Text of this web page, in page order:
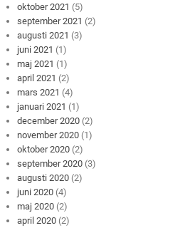
oktober 2021 (5)
september 2021 (2)
augusti 2021 (3)
juni 2021 (1)
maj 2021 (1)
april 2021 (2)
mars 2021 (4)
januari 2021 (1)
december 2020 (2)
november 2020 (1)
oktober 2020 (2)
september 2020 (3)
augusti 2020 (2)
juni 2020 (4)
maj 2020 (2)
april 2020 (2)